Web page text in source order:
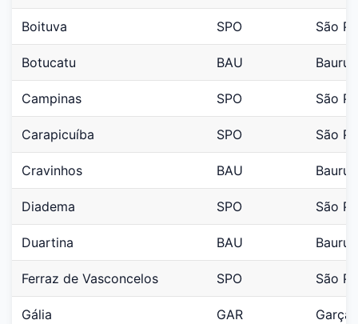
Boituva SPO São
Botucatu BAU Bauru
Campinas SPO São
Carapicuíba SPO São
Cravinhos BAU Bauru
Diadema SPO São
Duartina BAU Bauru
Ferraz de Vasconcelos SPO São
Gália GAR Garça